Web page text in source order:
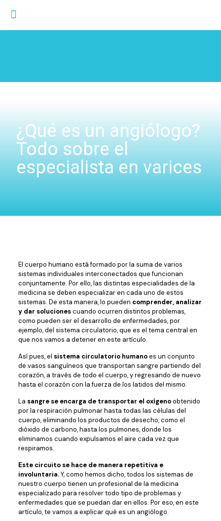
¿Qué es un angiólogo?
Todo sobre el
especialista en varices
El cuerpo humano está formado por la suma de varios
sistemas individuales interconectados que funcionan
conjuntamente. Por ello, las distintas especialidades de la
medicina se deben especializar en cada uno de estos
sistemas. De esta manera, lo pueden comprender, analizar
y dar solucionescuando ocurren distintos problemas,
como pueden ser el desarrollo de enfermedades, por
ejemplo, del sistema circulatorio, que es el tema central en
que nos vamos a detener en este artículo.
Así pues, el sistema circulatorio humanoes un conjunto
de vasos sanguíneos que transportan sangre partiendo del
corazón, a través de todo el cuerpo, y regresando de nuevo
hasta el corazón con la fuerza de los latidos del mismo.
La sangre se encarga de transportar el oxígenoobtenido
por la respiración pulmonar hasta todas las células del
cuerpo, eliminando los productos de desecho, como el
dióxido de carbono, hasta los pulmones, donde los
eliminamos cuando expulsamos el aire cada vez que
respiramos.
Este circuito se hace de manera repetitiva e
involuntaria.Y, como hemos dicho, todos los sistemas de
nuestro cuerpo tienen un profesional de la medicina
especializado para resolver todo tipo de problemas y
enfermedades que se puedan dar en ellos. Por eso, en este
artículo, te vamos a explicar qué es un angiólogo.